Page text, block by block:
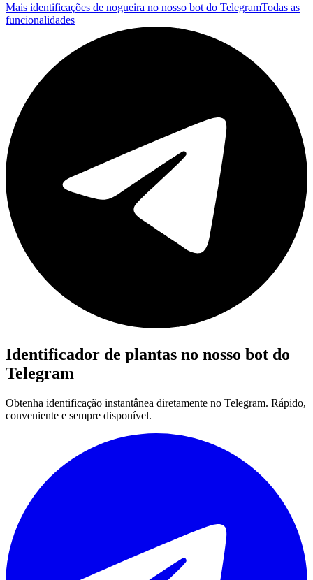
Mais identificações de nogueira no nosso bot do TelegramTodas as
funcionalidades
Identificador de plantas no nosso bot do
Telegram
Obtenha identificação instantânea diretamente no Telegram. Rápido,
conveniente e sempre disponível.